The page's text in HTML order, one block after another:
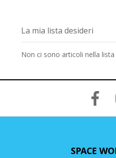
La mia lista desideri
Non ci sono articoli nella lista
SPACE